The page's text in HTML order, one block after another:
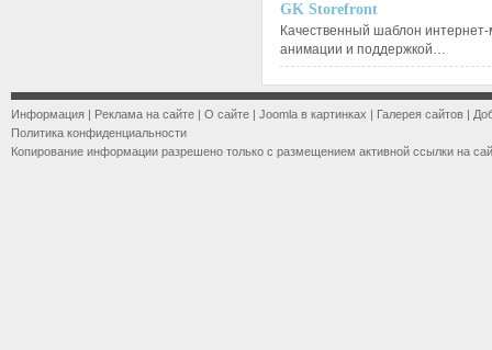
GK Storefront
Качественный шаблон
анимации и поддержкой…
Информация | Реклама на сайте | О сайте | Joomla в картинках | Галерея сайтов |
Политика конфиденциальности
Копирование информации разрешено только с размещением активной ссылки на